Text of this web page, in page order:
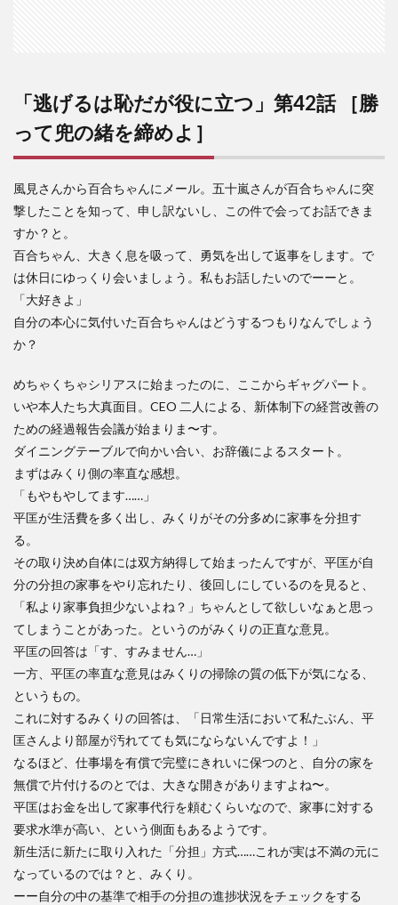
「逃げるは恥だが役に立つ」第42話 ［勝
って兜の緒を締めよ］
風見さんから百合ちゃんにメール。五十嵐さんが百合ちゃんに突
撃したことを知って、申し訳ないし、この件で会ってお話できま
すか？と。
百合ちゃん、大きく息を吸って、勇気を出して返事をします。で
は休日にゆっくり会いましょう。私もお話したいのでーーと。
「大好きよ」
自分の本心に気付いた百合ちゃんはどうするつもりなんでしょう
か？
めちゃくちゃシリアスに始まったのに、ここからギャグパート。
いや本人たち大真面目。CEO 二人による、新体制下の経営改善の
ための経過報告会議が始まりま〜す。
ダイニングテーブルで向かい合い、お辞儀によるスタート。
まずはみくり側の率直な感想。
「もやもやしてます……」
平匡が生活費を多く出し、みくりがその分多めに家事を分担す
る。
その取り決め自体には双方納得して始まったんですが、平匡が自
分の分担の家事をやり忘れたり、後回しにしているのを見ると、
「私より家事負担少ないよね？」ちゃんとして欲しいなぁと思っ
てしまうことがあった。というのがみくりの正直な意見。
平匡の回答は「す、すみません…」
一方、平匡の率直な意見はみくりの掃除の質の低下が気になる、
というもの。
これに対するみくりの回答は、「日常生活において私たぶん、平
匡さんより部屋が汚れてても気にならないんですよ！」
なるほど、仕事場を有償で完璧にきれいに保つのと、自分の家を
無償で片付けるのとでは、大きな開きがありますよね〜。
平匡はお金を出して家事代行を頼むくらいなので、家事に対する
要求水準が高い、という側面もあるようです。
新生活に新たに取り入れた「分担」方式……これが実は不満の元に
なっているのでは？と、みくり。
ーー自分の中の基準で相手の分担の進捗状況をチェックをする